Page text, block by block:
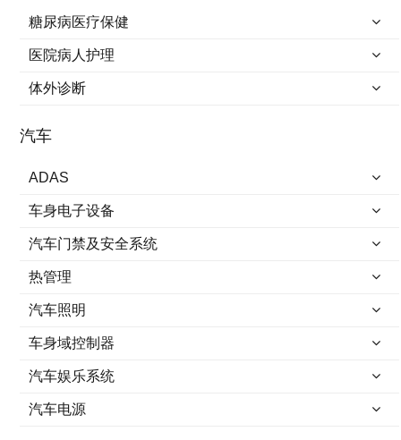
糖尿病医疗保健
医院病人护理
体外诊断
汽车
ADAS
车身电子设备
汽车门禁及安全系统
热管理
汽车照明
车身域控制器
汽车娱乐系统
汽车电源